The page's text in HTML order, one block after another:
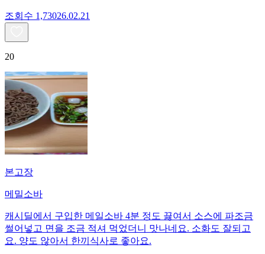
조회수 1,73026.02.21
20
본고장
메밀소바
캐시딜에서 구입한 메일소바 4분 정도 끓여서 소스에 파조금
썰어넣고 면을 조금 적셔 먹었더니 맛나네요. 소화도 잘되고
요. 양도 않아서 한끼식사로 좋아요.